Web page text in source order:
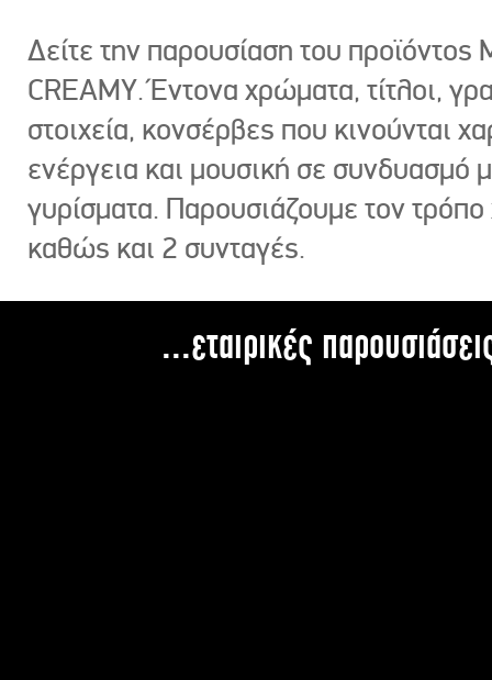
Δείτε την παρουσίαση του προϊόντος
CREAMY. Έντονα χρώματα, τίτλοι,
στοιχεία, κονσέρβες που κινούνται
ενέργεια και μουσική σε συνδυασμό
γυρίσματα. Παρουσιάζουμε τον
καθώς και 2 συνταγές.
...εταιρικές